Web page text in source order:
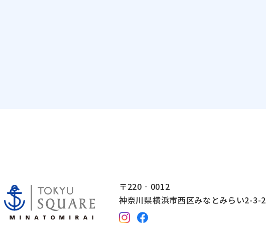
〒220‐0012
神奈川県横浜市西区みなとみらい2-3-2